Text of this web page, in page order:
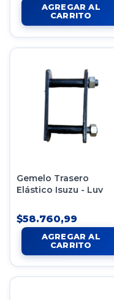
Gemelo Trasero
Elástico Isuzu - Luv
$58.760,99